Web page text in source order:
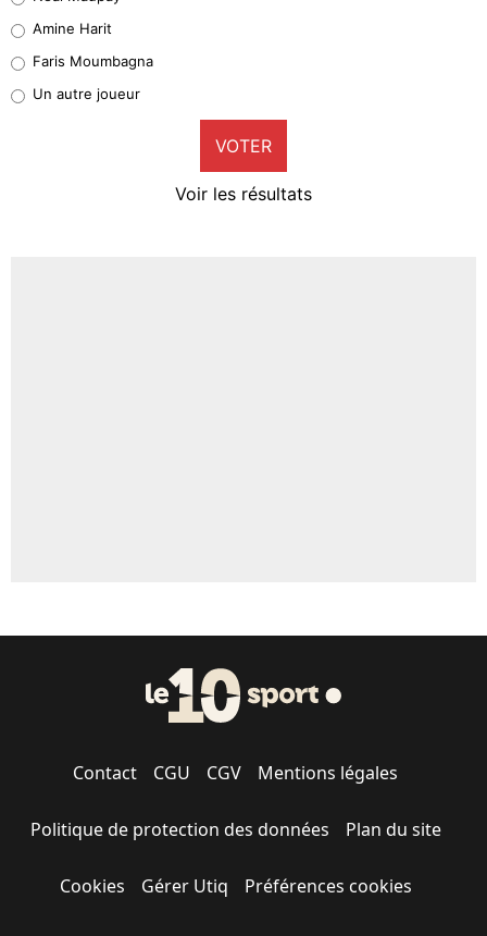
1%
9%
Amine Harit
Faris Moumbagna
Un autre joueur
VOTER
Voir les résultats
Contact CGU CGV Mentions légales
Politique de protection des données Plan du site
Cookies Gérer Utiq Préférences cookies